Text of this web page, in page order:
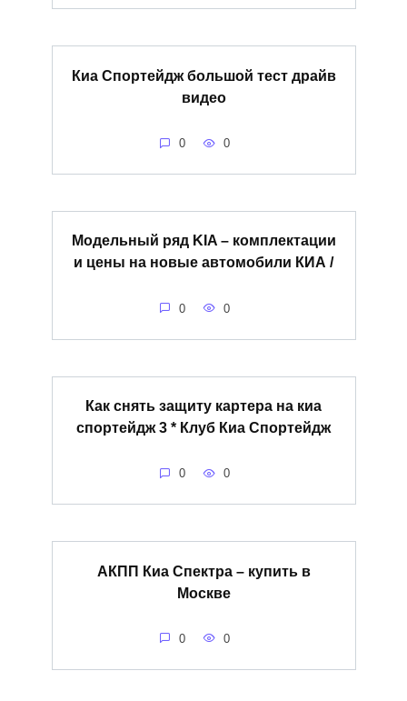
Киа Спортейдж большой тест драйв
видео
0 0
Модельный ряд KIA – комплектации
и цены на новые автомобили КИА /
0 0
Как снять защиту картера на киа
спортейдж 3 * Клуб Киа Спортейдж
0 0
АКПП Киа Спектра – купить в
Москве
0 0